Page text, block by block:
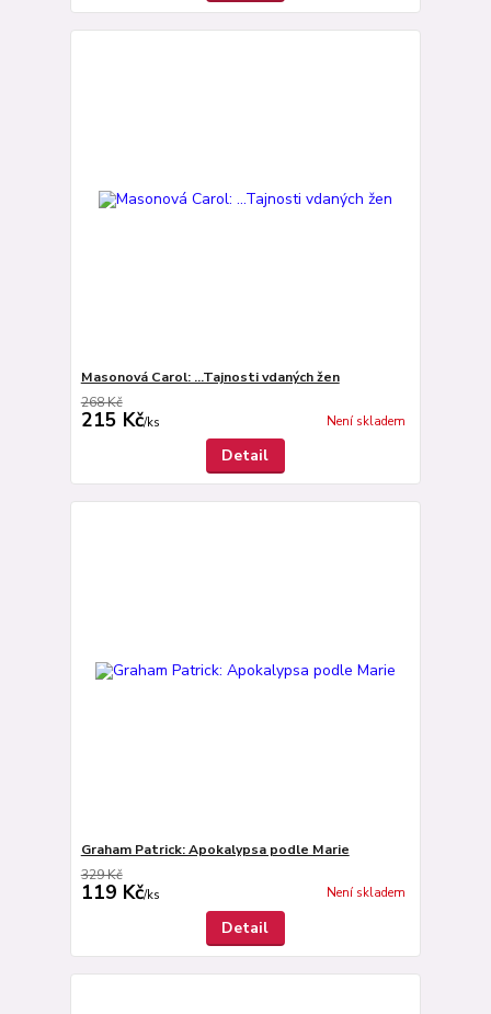
Masonová Carol: ...Tajnosti vdaných žen
268 Kč
215 Kč/ks Není skladem
Detail
Graham Patrick: Apokalypsa podle Marie
329 Kč
119 Kč/ks Není skladem
Detail